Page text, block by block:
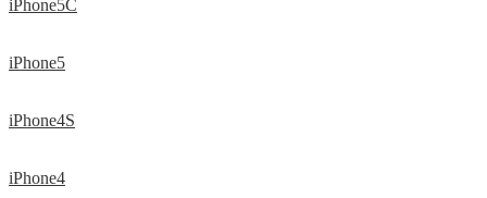
iPhone5C
iPhone5
iPhone4S
iPhone4